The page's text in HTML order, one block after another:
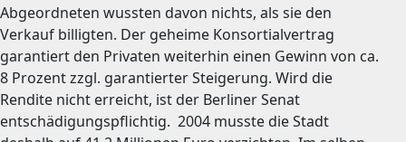
Abgeordneten wussten davon nichts, als sie den
Verkauf billigten. Der geheime Konsortialvertrag
garantiert den Privaten weiterhin einen Gewinn von ca.
8 Prozent zzgl. garantierter Steigerung. Wird die
Rendite nicht erreicht, ist der Berliner Senat
entschädigungspflichtig. 2004 musste die Stadt